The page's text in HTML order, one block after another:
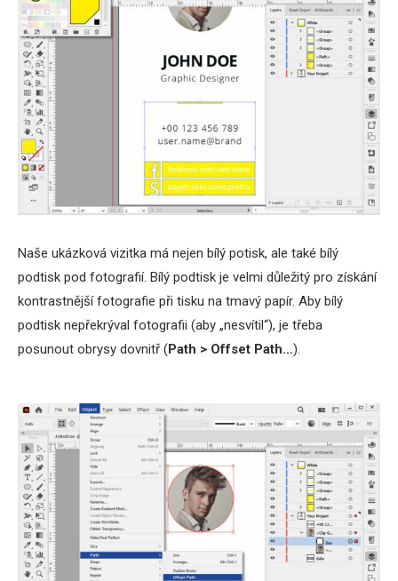
Naše ukázková vizitka má nejen bílý potisk, ale také bílý
podtisk pod fotografií. Bílý podtisk je velmi důležitý pro získání
kontrastnější fotografie při tisku na tmavý papír. Aby bílý
podtisk nepřekrýval fotografii (aby „nesvítil“), je třeba
posunout obrysy dovnitř (Path > Offset Path…).